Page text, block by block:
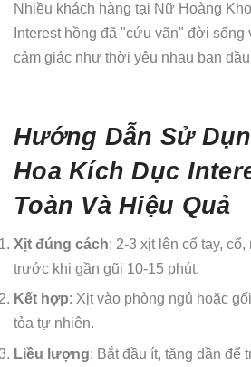
Nhiều khách hàng tại Nữ Hoàng
Interest hồng đã "cứu vãn" đời sống
cảm giác như thời yêu nhau ban
Hướng Dẫn Sử
Hoa Kích Dục
Toàn Và Hiệu Quả
Xịt đúng cách: 2-3 xịt lên cổ tay,
trước khi gần gũi 10-15 phút.
Kết hợp: Xịt vào phòng ngủ hoặc
tỏa tự nhiên.
Liều lượng: Bắt đầu ít, tăng dần để